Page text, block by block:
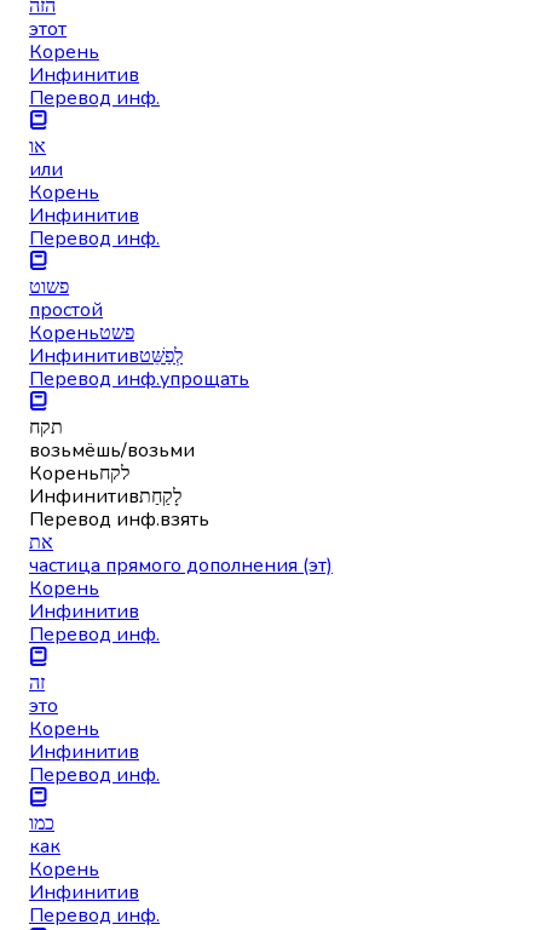
הזה
этот
Корень
Инфинитив
Перевод инф.
או
или
Корень
Инфинитив
Перевод инф.
פשוט
простой
Кореньפשט
Инфинитивלְפַשֵּׁט
Перевод инф.упрощать
תקח
возьмёшь/возьми
Кореньלקח
Инфинитивלָקַחַת
Перевод инф.взять
את
частица прямого дополнения (эт)
Корень
Инфинитив
Перевод инф.
זה
это
Корень
Инфинитив
Перевод инф.
כמו
как
Корень
Инфинитив
Перевод инф.